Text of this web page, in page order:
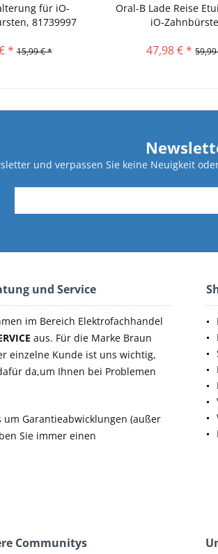
für iO-
81739997
* 15,99 € *
Oral-B Lade Reise
iO-
47,98 € *
und verpassen Sie keine Neuigkeit
und Service
im Bereich Elektrofachhandel
aus. Für die Marke Braun
einzelne Kunde ist uns wichtig,
da,um Ihnen bei Problemen
Garantieabwicklungen (außer
Sie immer einen
Communitys